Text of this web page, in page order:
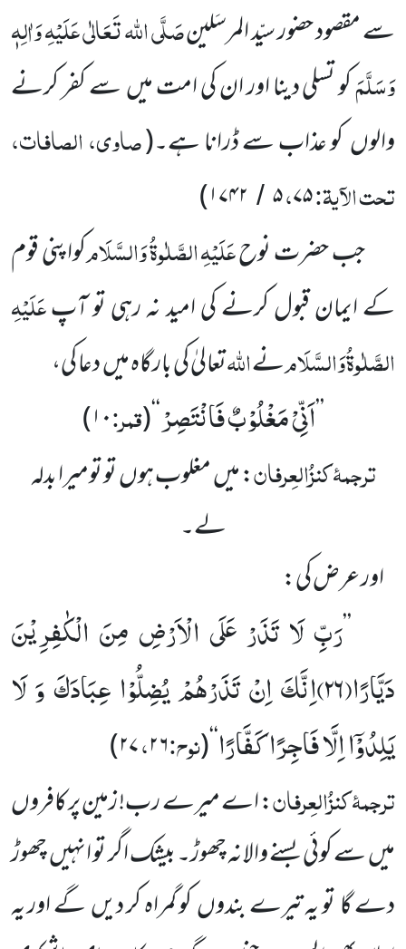
سے مقصود حضور سیّد المرسَلینصَلَّی اللہ تَعَالٰی عَلَیْہِ وَاٰلِہٖ
وَسَلَّمَکو تسلی دینا اور ان کی امت میں سے کفر کرنے
والوں کو عذاب سے ڈرانا ہے۔(صاوی، الصافات،
تحت الآیۃ:۷۵،۵ / ۱۷۴۲)
جب حضرت نوحعَلَیْہِالصَّلٰوۃُوَالسَّلَامکواپنی قوم
کے ایمان قبول کرنے کی امید نہ رہی تو آپعَلَیْہِ
الصَّلٰوۃُوَالسَّلَامنےاللہتعالیٰ کی بارگاہ میں دعا کی،
’’اَنِّیْ مَغْلُوْبٌ فَانْتَصِرْ‘‘(قمر:۱۰)
ترجمۂکنزُالعِرفان: میں مغلوب ہوں تو تومیرا بدلہ
لے۔
اور عرض کی:
’’رَبِّ لَا تَذَرْ عَلَى الْاَرْضِ مِنَ الْكٰفِرِیْنَ
دَیَّارًا(۲۶)اِنَّكَ اِنْ تَذَرْهُمْ یُضِلُّوْا عِبَادَكَ وَ لَا
یَلِدُوْۤا اِلَّا فَاجِرًا كَفَّارًا‘‘(نوح:۲۶،۲۷)
ترجمۂکنزُالعِرفان: اے میرے رب! زمین پر کافروں
میں سے کوئی بسنے والا نہ چھوڑ۔ بیشک اگر تو انہیں چھوڑ
دے گا تو یہ تیرے بندوں کو گمراہ کر دیں گے اور یہ